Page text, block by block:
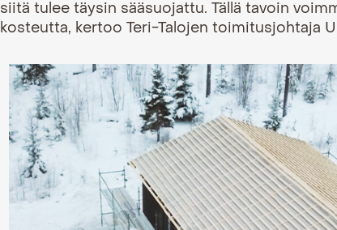
siitä tulee täysin sääsuojattu. Tällä tavoin
kosteutta, kertoo Teri-Talojen toimitusjohtaja